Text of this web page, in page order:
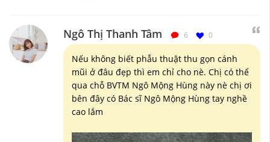
Ngô Thị Thanh Tâm 6 0
Nếu không biết phẫu thuật thu gọn cánh
mũi ở đâu đẹp thì em chỉ cho nè. Chị có thể
qua chỗ BVTM Ngô Mộng Hùng này nè chị ơi
bên đây có Bác sĩ Ngô Mộng Hùng tay nghề
cao lắm